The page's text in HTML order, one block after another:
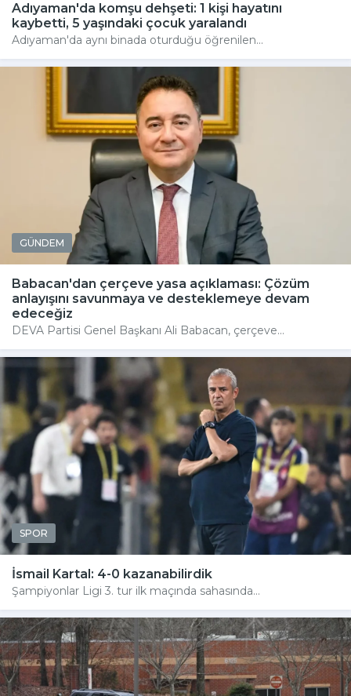
Adıyaman'da komşu dehşeti: 1 kişi hayatını
kaybetti, 5 yaşındaki çocuk yaralandı
Adıyaman'da aynı binada oturduğu öğrenilen...
GÜNDEM
Babacan'dan çerçeve yasa açıklaması: Çözüm
anlayışını savunmaya ve desteklemeye devam
edeceğiz
DEVA Partisi Genel Başkanı Ali Babacan, çerçeve...
SPOR
İsmail Kartal: 4-0 kazanabilirdik
Şampiyonlar Ligi 3. tur ilk maçında sahasında...